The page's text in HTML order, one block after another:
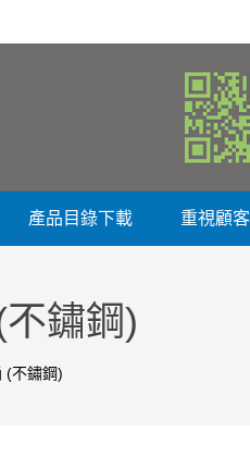
產品目錄下載 重視顧客
鏽鋼)
(不鏽鋼)